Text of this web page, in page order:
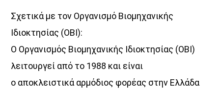
Σχετικά με τον Οργανισμό Βιομηχανικής
Ιδιοκτησίας (ΟΒΙ):
Ο Οργανισμός Βιομηχανικής Ιδιοκτησίας (ΟΒΙ)
λειτουργεί από το 1988 και είναι
ο αποκλειστικά αρμόδιος φορέας στην Ελλάδα